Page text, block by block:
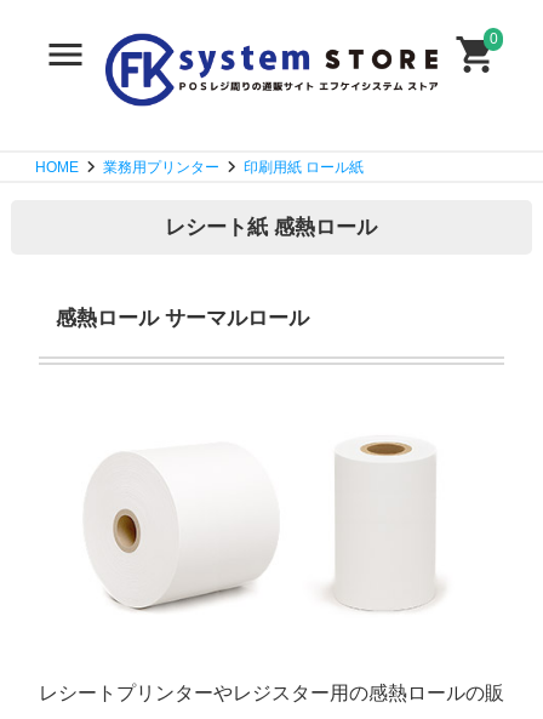
0
HOME 業務用プリンター 印刷用紙 ロール紙
レシート紙 感熱ロール
感熱ロール サーマルロール
レシートプリンターやレジスター用の感熱ロールの販